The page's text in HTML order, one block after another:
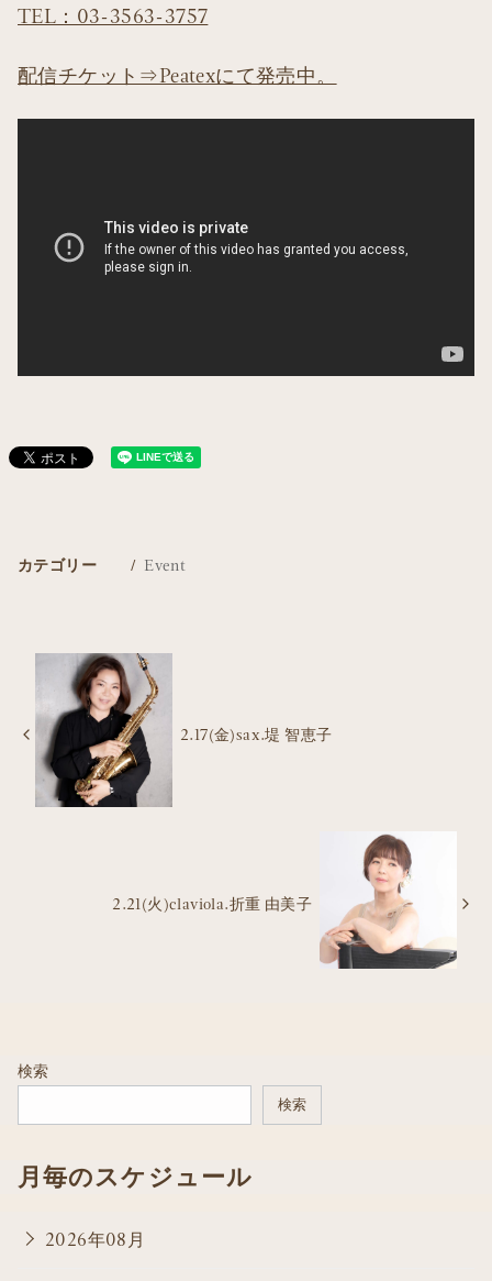
TEL：03-3563-3757
配信チケット⇒Peatexにて発売中。
カテゴリー Event
2.17(金)sax.堤 智恵子
2.21(火)claviola.折重 由美子
検索
検索
月毎のスケジュール
2026年08月